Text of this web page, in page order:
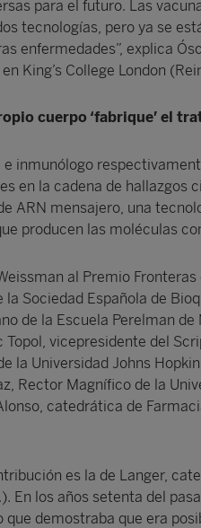
para el futuro. Las
tecnologías, pero ya se
enfermedades”, explica
King’s College London
cuerpo ‘fabrique’ el
inmunólogo
en la cadena de hallazgos
ARN mensajero, una
producen las moléculas
al Premio
la Sociedad Española de
de la Escuela Perelman
Topol, vicepresidente del
la Universidad Johns
Rector Magnífico de la
catedrática de
es la de Langer,
En los años setenta del
demostraba que era